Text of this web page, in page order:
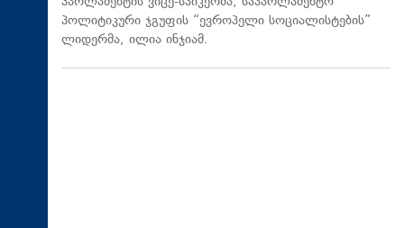
პოლიტიკური ჯგუფის “ევროპელი სოციალისტების”
ლიდერმა, ილია ინჯიამ.